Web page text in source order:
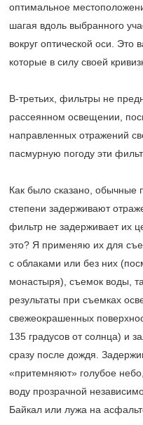
оптимальное
шагая вдоль выбранного
вокруг оптической оси. Это
которые в силу своей
В-третьих, фильтры не
рассеянном освещении,
направленных отражений
пасмурную погоду эти
Как было сказано, обычные
степени задерживают
фильтр не задерживает их
это? Я применяю их для
с облаками или без них
монастыря), съемок воды,
результаты при съемках
свежеокрашенных
135 градусов от солнца) и
сразу после дождя.
«притемняют» голубое
воду прозрачной
Байкал или лужа на